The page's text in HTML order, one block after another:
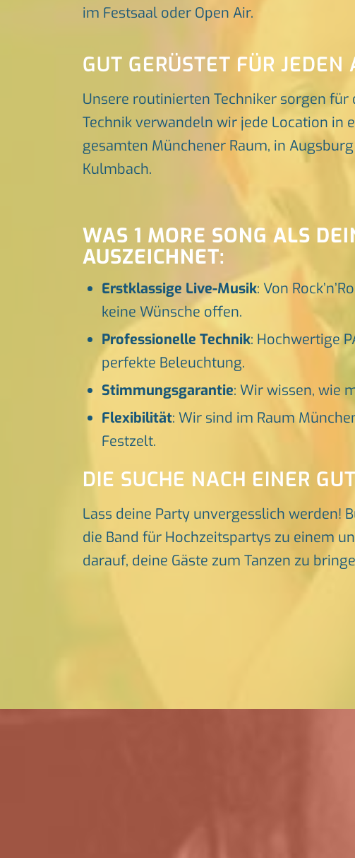
im Festsaal oder Open Air.
GUT GERÜSTET FÜR JEDEN
Unsere routinierten Techniker sorgen
Technik verwandeln wir jede Location in
gesamten Münchener Raum, in
Kulmbach.
WAS 1 MORE SONG ALS
AUSZEICHNET:
Erstklassige Live-Musik: Von
keine Wünsche offen.
Professionelle Technik: Hochwertige
perfekte Beleuchtung.
Stimmungsgarantie: Wir wissen, wie
Flexibilität: Wir sind im Raum
Festzelt.
DIE SUCHE NACH EINER
Lass deine Party unvergesslich werden!
die Band für Hochzeitspartys zu einem
darauf, deine Gäste zum Tanzen zu